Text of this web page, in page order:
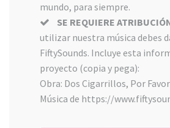
mundo, para siempre.
SE REQUIERE
utilizar nuestra música debes
FiftySounds. Incluye esta
proyecto (copia y pega):
Obra: Dos Cigarrillos, Por Favor
Música de https://